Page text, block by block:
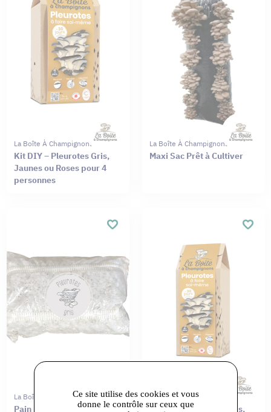
La Boîte À Champignons
Kit DIY – Pleurotes Gris,
Jaunes ou Roses pour 4
personnes
La Boîte À Champignons
Maxi Sac Prêt à Cultiver
La Boîte À Champignons
Pain Mycélium Pleurotes
La Boîte À Champignons
Kit DIY – Pleurotes Gris,
Ce site utilise des cookies et vous
donne le contrôle sur ceux que